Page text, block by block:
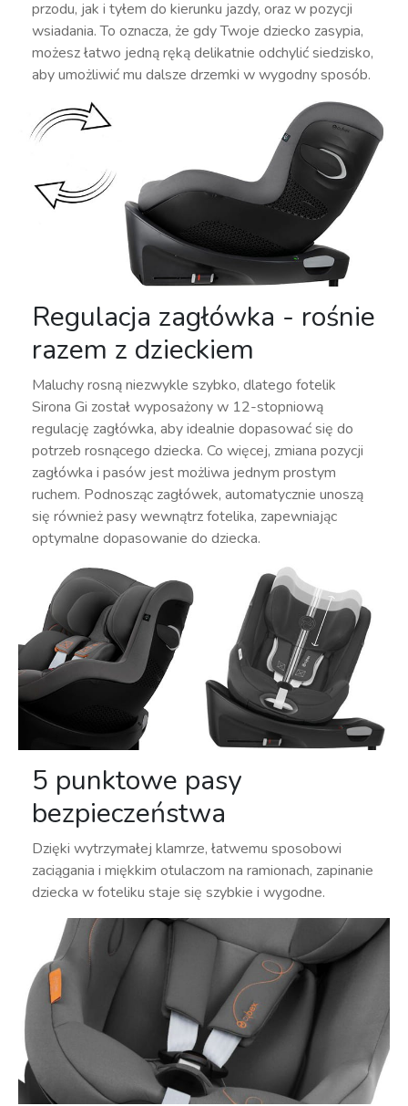
przodu, jak i tyłem do kierunku jazdy, oraz w pozycji
wsiadania. To oznacza, że gdy Twoje dziecko zasypia,
możesz łatwo jedną ręką delikatnie odchylić siedzisko,
aby umożliwić mu dalsze drzemki w wygodny sposób.
Regulacja zagłówka - rośnie
razem z dzieckiem
Maluchy rosną niezwykle szybko, dlatego fotelik
Sirona Gi został wyposażony w 12-stopniową
regulację zagłówka, aby idealnie dopasować się do
potrzeb rosnącego dziecka. Co więcej, zmiana pozycji
zagłówka i pasów jest możliwa jednym prostym
ruchem. Podnosząc zagłówek, automatycznie unoszą
się również pasy wewnątrz fotelika, zapewniając
optymalne dopasowanie do dziecka.
5 punktowe pasy
bezpieczeństwa
Dzięki wytrzymałej klamrze, łatwemu sposobowi
zaciągania i miękkim otulaczom na ramionach, zapinanie
dziecka w foteliku staje się szybkie i wygodne.